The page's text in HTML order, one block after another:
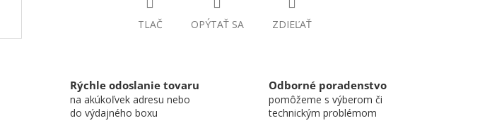
TLAČ OPÝTAŤ SA ZDIEĽAŤ
Rýchle odoslanie tovaru
na akúkoľvek adresu nebo
do výdajného boxu
Odborné poradenstvo
pomôžeme s výberom či
technickým problémom